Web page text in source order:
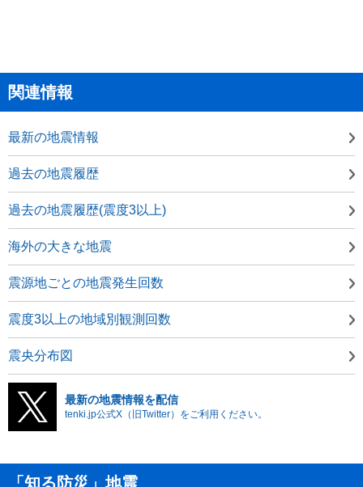
関連情報
最新の地震情報
過去の地震履歴
過去の地震履歴(震度3以上)
海外の大きな地震
震源地ごとの地震発生回数
震度3以上の地域別観測回数
震央分布図
最新の地震情報を配信
tenki.jp公式X（旧Twitter）をご利用ください。
「知る防災」地震